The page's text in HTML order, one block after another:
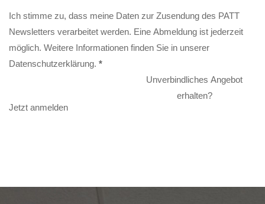
Ich stimme zu, dass meine Daten zur Zusendung des PATT
Newsletters verarbeitet werden. Eine Abmeldung ist jederzeit
möglich. Weitere Informationen finden Sie in unserer
Datenschutzerklärung. *
Jetzt anmelden
Unverbindliches Angebot
erhalten?